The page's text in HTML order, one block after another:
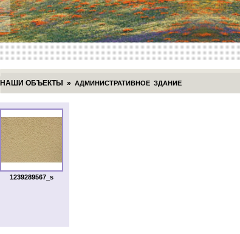
НАШИ ОБЪЕКТЫ » АДМИНИСТРАТИВНОЕ ЗДАНИЕ
1239289567_s